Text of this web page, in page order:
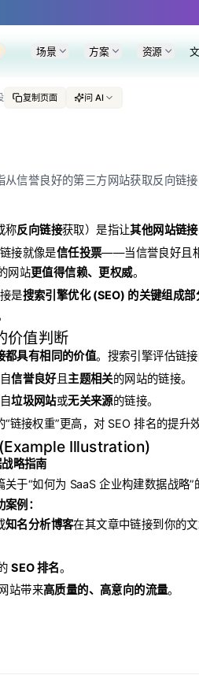
https://www.baklib.com/glossary/
场景 方案 资源
复制页面 问 AI
从信誉良好的第三方网站获取反向链
称反向链接获取）是指让其他网站链
接就像是信任投票——当信誉良好且
网站更值得信赖、更权威。
是搜索引擎优化 (SEO) 的关键组成部
价值判断
都具有相同的价值。搜索引擎评估链
信誉良好且 主题相关的网站的链接。
垃圾网站或无关来源的链接。
链接权重”更高，对 SEO 排名的提升
Illustration)
略指南
于“如何为 SaaS 企业构建数据战略”
例：
知名分析博客在其文章中链接到你的
SEO 排名。
站带来高质量的、高意向的流量。